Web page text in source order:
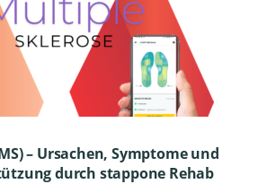
– Ursachen, Symptome und
durch stappone Rehab